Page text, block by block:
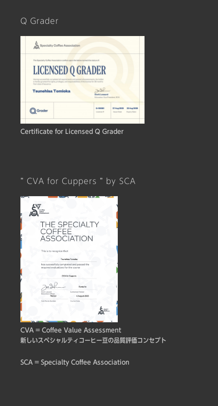
Q Grader
Certificate for Licensed Q Grader
” CVA for Cuppers ” by SCA
CVA = Coffee Value Assessment
新しいスペシャルティコーヒー豆の品質評価コンセプト
SCA = Specialty Coffee Association